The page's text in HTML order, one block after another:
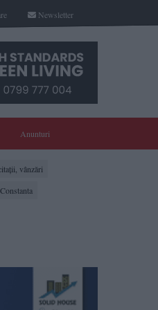
Newsletter
Anunturi
vânzări